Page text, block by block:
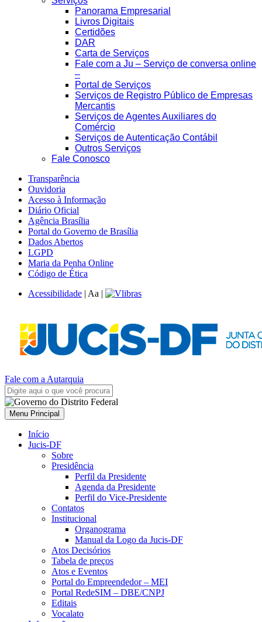
Panorama Empresarial
Livros Digitais
Certidões
DAR
Carta de Serviços
Fale com a Ju – Serviço de conversa online
–
Portal de Serviços
Serviços de Registro Público de Empresas
Mercantis
Serviços de Agentes Auxiliares do
Comércio
Serviços de Autenticação Contábil
Outros Serviços
Fale Conosco
Transparência
Ouvidoria
Acesso à Informação
Diário Oficial
Agência Brasília
Portal do Governo de Brasília
Dados Abertos
LGPD
Maria da Penha Online
Código de Ética
Acessibilidade | Aa |
Fale com a Autarquia
Menu Principal
Início
Jucis-DF
Sobre
Presidência
Perfil da Presidente
Agenda da Presidente
Perfil do Vice-Presidente
Contatos
Institucional
Organograma
Manual da Logo da Jucis-DF
Atos Decisórios
Tabela de preços
Atos e Eventos
Portal do Empreendedor – MEI
Portal RedeSIM – DBE/CNPJ
Editais
Vocalato